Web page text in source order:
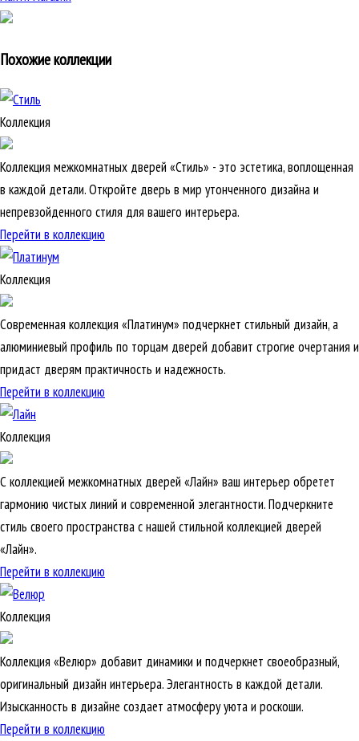
Похожие коллекции
Коллекция
Коллекция межкомнатных дверей «Стиль» - это эстетика, воплощенная
в каждой детали. Откройте дверь в мир утонченного дизайна и
непревзойденного стиля для вашего интерьера.
Перейти в коллекцию
Коллекция
Современная коллекция «Платинум» подчеркнет стильный дизайн, а
алюминиевый профиль по торцам дверей добавит строгие очертания и
придаст дверям практичность и надежность.
Перейти в коллекцию
Коллекция
С коллекцией межкомнатных дверей «Лайн» ваш интерьер обретет
гармонию чистых линий и современной элегантности. Подчеркните
стиль своего пространства с нашей стильной коллекцией дверей
«Лайн».
Перейти в коллекцию
Коллекция
Коллекция «Велюр» добавит динамики и подчеркнет своеобразный,
оригинальный дизайн интерьера. Элегантность в каждой детали.
Изысканность в дизайне создает атмосферу уюта и роскоши.
Перейти в коллекцию